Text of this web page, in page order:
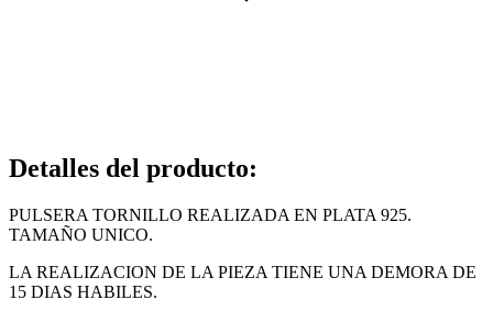
Detalles del producto:
PULSERA TORNILLO REALIZADA EN PLATA 925.
TAMAÑO UNICO.
LA REALIZACION DE LA PIEZA TIENE UNA DEMORA DE
15 DIAS HABILES.